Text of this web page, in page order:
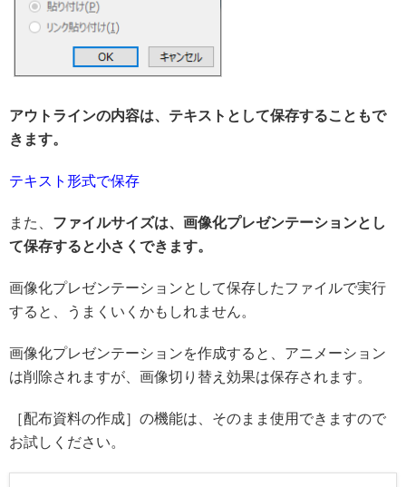
アウトラインの内容は、テキストとして保存することもで
きます。
テキスト形式で保存
また、 ファイルサイズは、画像化プレゼンテーションとし
て保存すると小さくできます。
画像化プレゼンテーションとして保存したファイルで実行
すると、うまくいくかもしれません。
画像化プレゼンテーションを作成すると、アニメーション
は削除されますが、画像切り替え効果は保存されます。
［配布資料の作成］の機能は、そのまま使用できますので
お試しください。